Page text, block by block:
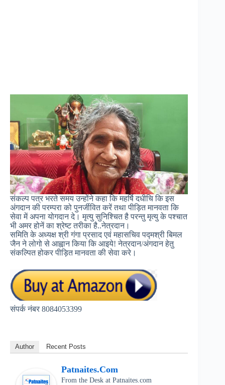
संकल्प पत्र भरते समय उन्होंने कहा कि महर्षि दधीचि कि इस
अंगदान की परम्परा को पुनर्जीवित करें तथा पीड़ित मानवता कि
सेवा में अपना योगदान दे। मृत्यु सुनिश्चित है परन्तु मृत्यु के पश्चात
भी अमर होनें का श्रेष्ट तरीका है..नेत्रदान।
समिति के अध्यक्ष श्री गंगा प्रसाद एवं महासचिव पद्मश्री बिमल
जैन ने लोगो से आह्वान किया कि आइये! नेत्रदान/अंगदान हेतु
संकल्पित होकर पीड़ित मानवता की सेवा करे।
संपर्क नंबर 8084053399
Author Recent Posts
Patnaites.com
From the Desk at Patnaites.com